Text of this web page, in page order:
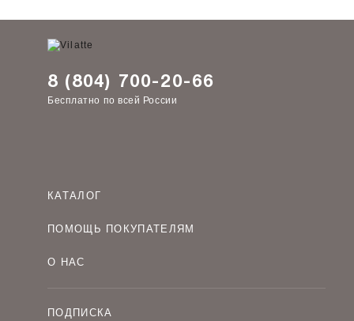
8 (804) 700-20-66
Бесплатно по всей России
КАТАЛОГ
Детская одежда оптом
ПОМОЩЬ ПОКУПАТЕЛЯМ
Условия сотрудничества
О НАС
Политика конфиденциальности
ПОДПИСКА